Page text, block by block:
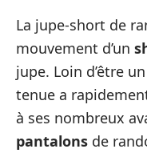
La jupe-short de
mouvement d’un
jupe. Loin d’être
tenue a
à ses nombreux
pantalons de